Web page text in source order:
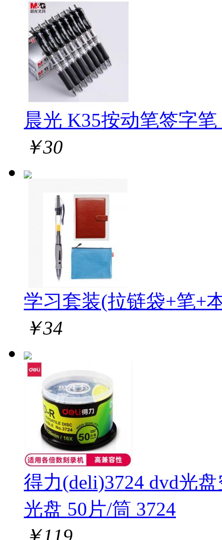
晨光 K35按动笔签字
￥30
学习套装(拉链袋+笔+
￥34
得力(deli)3724 dvd光
光盘 50片/筒 3724
￥119